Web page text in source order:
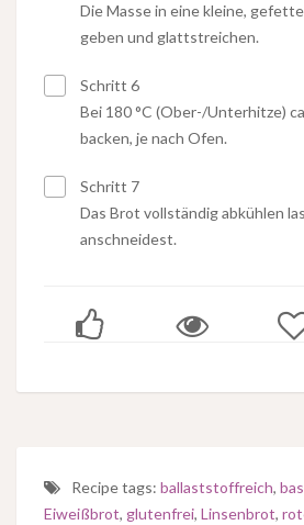
Die Masse in eine kleine,
geben und glattstreichen.
Schritt 6
Bei 180 °C (Ober-/Unterhitze)
backen, je nach Ofen.
Schritt 7
Das Brot vollständig abkühlen
anschneidest.
Recipe tags: ballaststoffreich,
Eiweißbrot, glutenfrei, Linsenbrot,